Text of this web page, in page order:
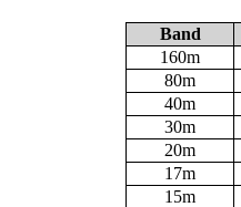
Band
160m
80m
40m
30m
20m
17m
15m